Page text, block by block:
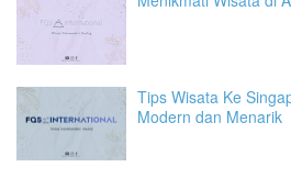
Tips Wisata Ke
Modern dan Menarik